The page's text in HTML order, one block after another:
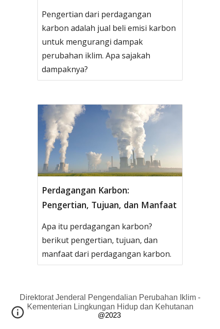
Pengertian dari perdagangan
karbon adalah jual beli emisi karbon
untuk mengurangi dampak
perubahan iklim. Apa sajakah
dampaknya?
Perdagangan Karbon:
Pengertian, Tujuan, dan Manfaat
Apa itu perdagangan karbon?
berikut pengertian, tujuan, dan
manfaat dari perdagangan karbon.
Direktorat Jenderal Pengendalian Perubahan Iklim -
Kementerian Lingkungan Hidup dan Kehutanan
@2023